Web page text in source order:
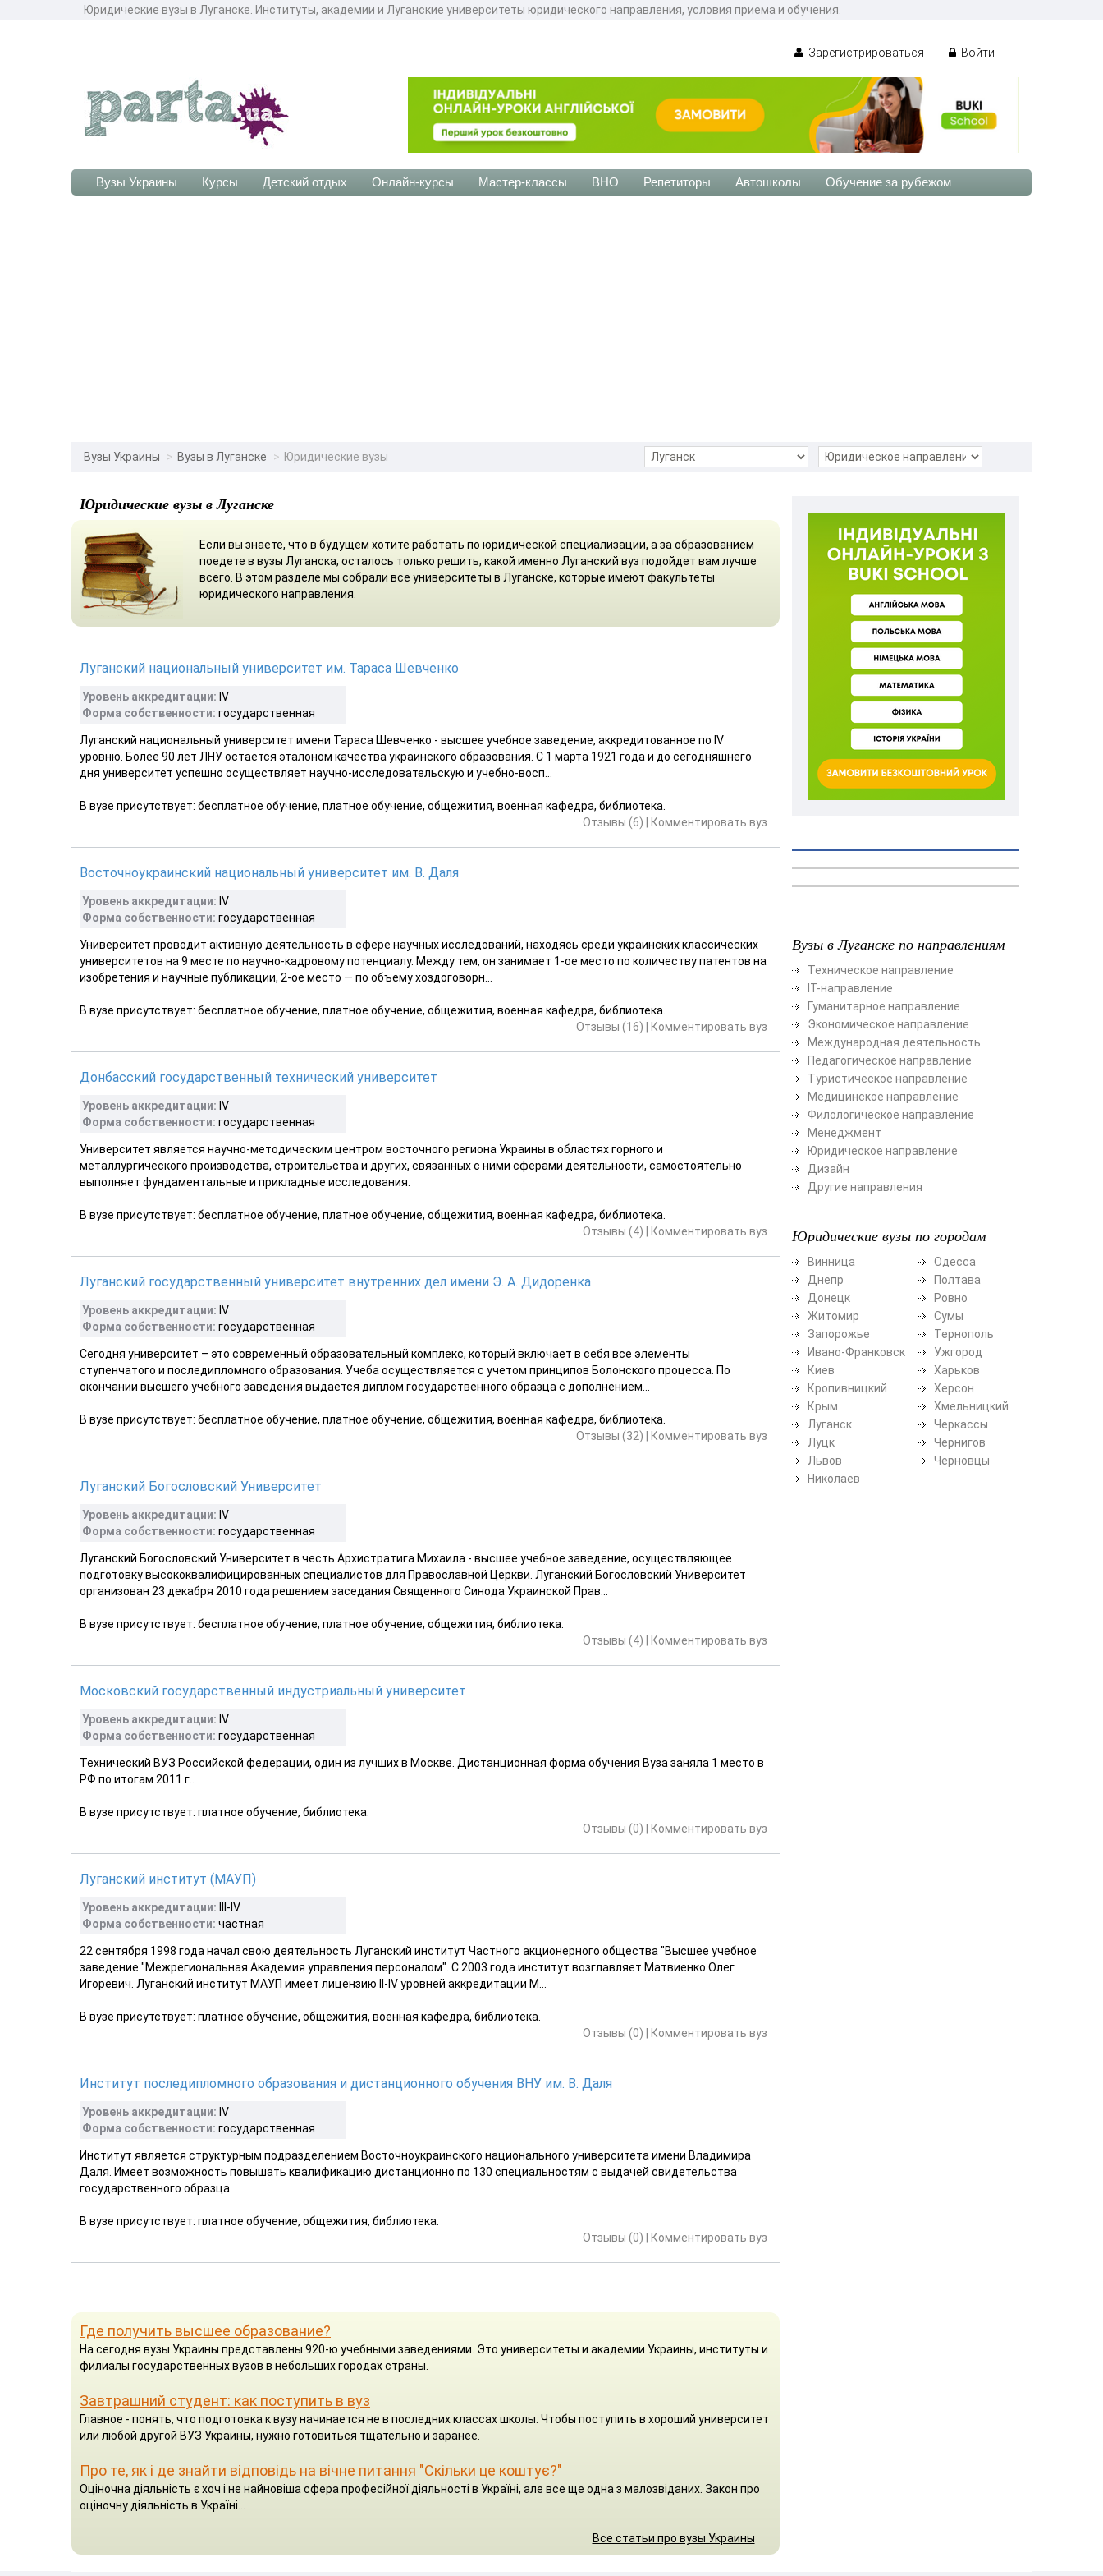
Юридические вузы в Луганске. Институты, академии и Луганские университеты юридического направления, условия приема и обучения.
Зарегистрироваться Войти
Вузы Украины Курсы Детский отдых Онлайн-курсы Мастер-классы ВНО Репетиторы Автошколы Обучение за рубежом
Вузы Украины Вузы в Луганске Юридические вузы
Юридические вузы в Луганске
Если вы знаете, что в будущем хотите работать по юридической специализации, а за образованием
поедете в вузы Луганска, осталось только решить, какой именно Луганский вуз подойдет вам лучше
всего. В этом разделе мы собрали все университеты в Луганске, которые имеют факультеты
юридического направления.
Луганский национальный университет им. Тараса Шевченко
Уровень аккредитации: IV
Форма собственности: государственная
Луганский национальный университет имени Тараса Шевченко - высшее учебное заведение, аккредитованное по IV
уровню. Более 90 лет ЛНУ остается эталоном качества украинского образования. С 1 марта 1921 года и до сегодняшнего
дня университет успешно осуществляет научно-исследовательскую и учебно-восп...
В вузе присутствует: бесплатное обучение, платное обучение, общежития, военная кафедра, библиотека.
Отзывы (6)
Комментировать вуз
Восточноукраинский национальный университет им. В. Даля
Уровень аккредитации: IV
Форма собственности: государственная
Университет проводит активную деятельность в сфере научных исследований, находясь среди украинских классических
университетов на 9 месте по научно-кадровому потенциалу. Между тем, он занимает 1-ое место по количеству патентов на
изобретения и научные публикации, 2-ое место — по объему хоздоговорн...
В вузе присутствует: бесплатное обучение, платное обучение, общежития, военная кафедра, библиотека.
Отзывы (16)
Комментировать вуз
Донбасский государственный технический университет
Уровень аккредитации: IV
Форма собственности: государственная
Университет является научно-методическим центром восточного региона Украины в областях горного и
металлургического производства, строительства и других, связанных с ними сферами деятельности, самостоятельно
выполняет фундаментальные и прикладные исследования.
В вузе присутствует: бесплатное обучение, платное обучение, общежития, военная кафедра, библиотека.
Отзывы (4)
Комментировать вуз
Луганский государственный университет внутренних дел имени Э. А. Дидоренка
Уровень аккредитации: IV
Форма собственности: государственная
Сегодня университет – это современный образовательный комплекс, который включает в себя все элементы
ступенчатого и последипломного образования. Учеба осуществляется с учетом принципов Болонского процесса. По
окончании высшего учебного заведения выдается диплом государственного образца с дополнением...
В вузе присутствует: бесплатное обучение, платное обучение, общежития, военная кафедра, библиотека.
Отзывы (32)
Комментировать вуз
Луганский Богословский Университет
Уровень аккредитации: IV
Форма собственности: государственная
Луганский Богословский Университет в честь Архистратига Михаила - высшее учебное заведение, осуществляющее
подготовку высококвалифицированных специалистов для Православной Церкви. Луганский Богословский Университет
организован 23 декабря 2010 года решением заседания Священного Синода Украинской Прав...
В вузе присутствует: бесплатное обучение, платное обучение, общежития, библиотека.
Отзывы (4)
Комментировать вуз
Московский государственный индустриальный университет
Уровень аккредитации: IV
Форма собственности: государственная
Технический ВУЗ Российской федерации, один из лучших в Москве. Дистанционная форма обучения Вуза заняла 1 место в
РФ по итогам 2011 г..
В вузе присутствует: платное обучение, библиотека.
Отзывы (0)
Комментировать вуз
Луганский институт (МАУП)
Уровень аккредитации: III-ІV
Форма собственности: частная
22 сентября 1998 года начал свою деятельность Луганский институт Частного акционерного общества "Высшее учебное
заведение "Межрегиональная Академия управления персоналом". С 2003 года институт возглавляет Матвиенко Олег
Игоревич. Луганский институт МАУП имеет лицензию II-IV уровней аккредитации М...
В вузе присутствует: платное обучение, общежития, военная кафедра, библиотека.
Отзывы (0)
Комментировать вуз
Институт последипломного образования и дистанционного обучения ВНУ им. В. Даля
Уровень аккредитации: ІV
Форма собственности: государственная
Институт является структурным подразделением Восточноукраинского национального университета имени Владимира
Даля. Имеет возможность повышать квалификацию дистанционно по 130 специальностям с выдачей свидетельства
государственного образца.
В вузе присутствует: платное обучение, общежития, библиотека.
Отзывы (0)
Комментировать вуз
Где получить высшее образование?
На сегодня вузы Украины представлены 920-ю учебными заведениями. Это университеты и академии Украины, институты и
филиалы государственных вузов в небольших городах страны.
Завтрашний студент: как поступить в вуз
Главное - понять, что подготовка к вузу начинается не в последних классах школы. Чтобы поступить в хороший университет
или любой другой ВУЗ Украины, нужно готовиться тщательно и заранее.
Про те, як і де знайти відповідь на вічне питання "Скільки це коштує?"
Оціночна діяльність є хоч і не найновіша сфера професійної діяльності в Україні, але все ще одна з малозвіданих. Закон про
оціночну діяльність в Україні...
Все статьи про вузы Украины
Вузы в Луганске по направлениям
Техническое направление
ІТ-направление
Гуманитарное направление
Экономическое направление
Международная деятельность
Педагогическое направление
Туристическое направление
Медицинское направление
Филологическое направление
Менеджмент
Юридическое направление
Дизайн
Другие направления
Юридические вузы по городам
Винница
Днепр
Донецк
Житомир
Запорожье
Ивано-Франковск
Киев
Кропивницкий
Крым
Луганск
Луцк
Львов
Николаев
Одесса
Полтава
Ровно
Сумы
Тернополь
Ужгород
Харьков
Херсон
Хмельницкий
Черкассы
Чернигов
Черновцы